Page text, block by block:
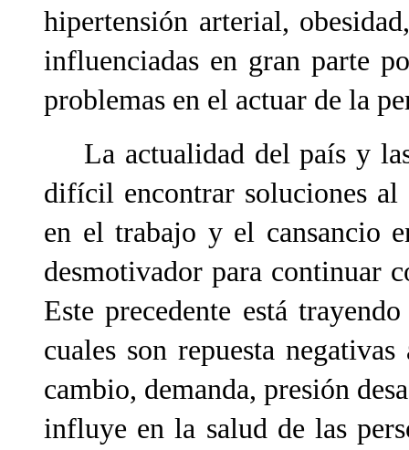
hipertensión arterial,
influenciadas en gran parte
problemas en el actuar de la
La actualidad del país y las
difícil encontrar soluciones al
en el trabajo y el cansancio
desmotivador para continuar
Este precedente está
cuales son repuesta
cambio, demanda, presión
influye en la salud de las